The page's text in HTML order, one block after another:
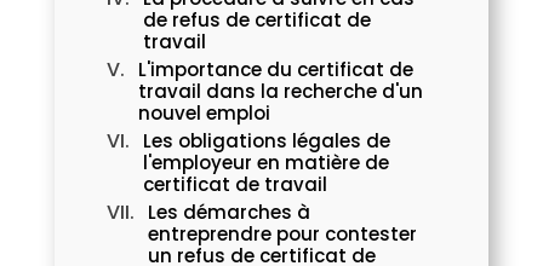
de refus de certificat de
travail
L'importance du certificat de
travail dans la recherche d'un
nouvel emploi
Les obligations légales de
l'employeur en matière de
certificat de travail
Les démarches à
entreprendre pour contester
un refus de certificat de